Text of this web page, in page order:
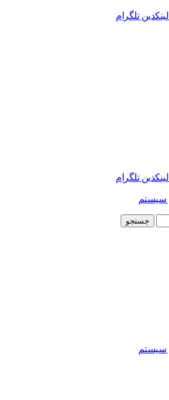
لینکدین تلگرام
لینکدین تلگرام
جستجو